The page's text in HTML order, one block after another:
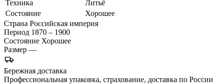
Техника
Литьё
Состояние
Хорошее
Страна Российская империя
Период 1870 – 1900
Состояние Хорошее
Размер —
Бережная доставка
Профессиональная упаковка, страхование, доставка по России